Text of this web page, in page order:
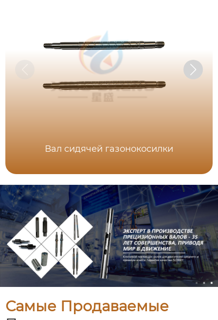
Вал сидячей газонокосилки
Самые Продаваемые